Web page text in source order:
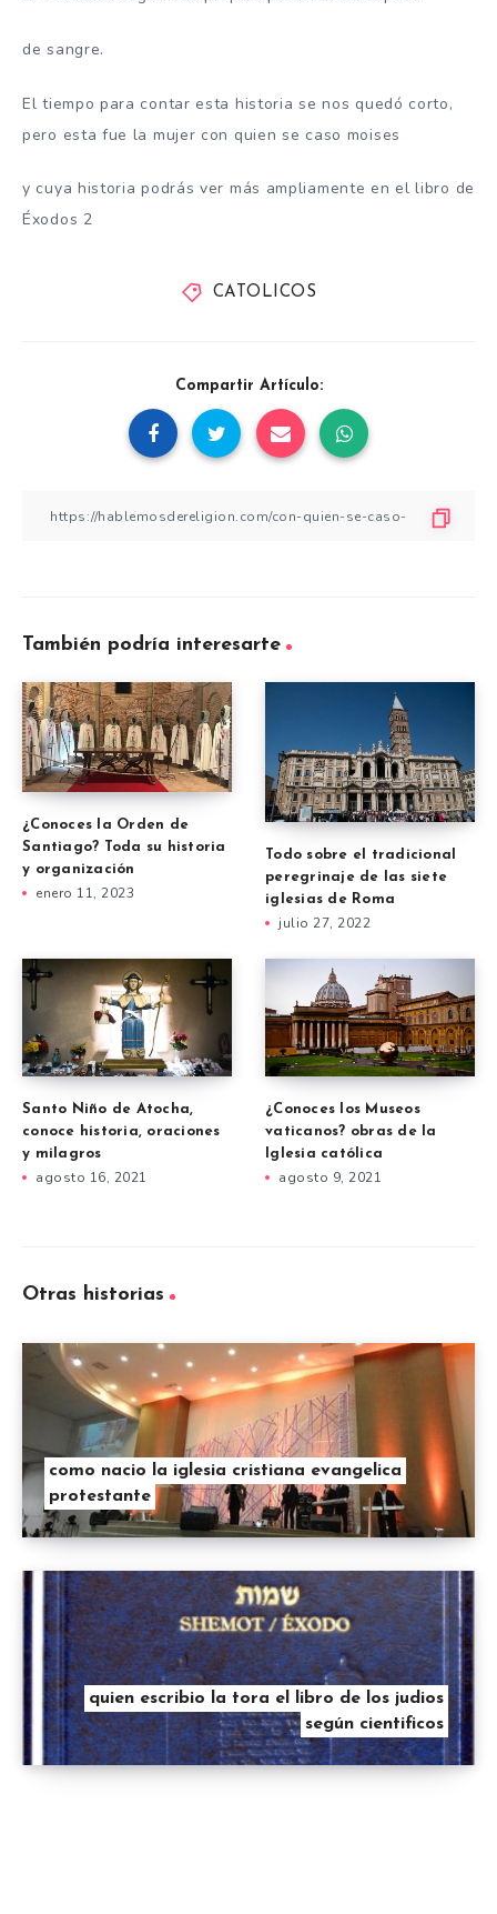
de sangre.
El tiempo para contar esta historia se nos quedó corto,
pero esta fue la mujer con quien se caso moises
y cuya historia podrás ver más ampliamente en el libro de
Éxodos 2
CATOLICOS
Compartir Artículo:
También podría interesarte
¿Conoces la Orden de
Santiago? Toda su historia
y organización
enero 11, 2023
Todo sobre el tradicional
peregrinaje de las siete
iglesias de Roma
julio 27, 2022
Santo Niño de Atocha,
conoce historia, oraciones
y milagros
agosto 16, 2021
¿Conoces los Museos
vaticanos? obras de la
Iglesia católica
agosto 9, 2021
Otras historias
como nacio la iglesia cristiana evangelica
protestante
quien escribio la tora el libro de los judios
según cientificos